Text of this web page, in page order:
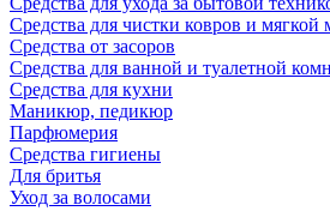
Средства для чистки ковров и мягкой
Средства от засоров
Средства для ванной и туалетной
Средства для кухни
Маникюр, педикюр
Парфюмерия
Средства гигиены
Для бритья
Уход за волосами